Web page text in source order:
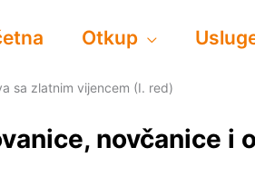
Otkup
sa zlatnim vijencem (I. red)
novčanice i